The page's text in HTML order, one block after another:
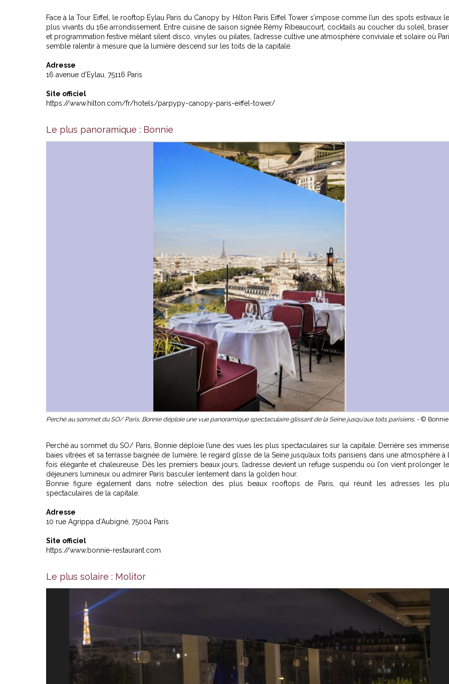
Face à la Tour Eiffel, le rooftop Eylau Paris du Canopy by Hilton Paris Eiffel Tower s’impose comme l’un des spots estivaux
plus vivants du 16e arrondissement. Entre cuisine de saison signée Rémy Ribeaucourt, cocktails au coucher du soleil,
et programmation festive mêlant silent disco, vinyles ou pilates, l’adresse cultive une atmosphère conviviale et solaire où
semble ralentir à mesure que la lumière descend sur les toits de la capitale.
Adresse
16 avenue d’Eylau, 75116 Paris
Site officiel
https://www.hilton.com/fr/hotels/parpypy-canopy-paris-eiffel-tower/
Le plus panoramique : Bonnie
Perché au sommet du SO/ Paris, Bonnie déploie une vue panoramique spectaculaire glissant de la Seine jusqu'aux toits parisiens. - © Bonnie
Perché au sommet du SO/ Paris, Bonnie déploie l’une des vues les plus spectaculaires sur la capitale. Derrière ses
baies vitrées et sa terrasse baignée de lumière, le regard glisse de la Seine jusqu’aux toits parisiens dans une atmosphère à
fois élégante et chaleureuse. Dès les premiers beaux jours, l’adresse devient un refuge suspendu où l’on vient prolonger
déjeuners lumineux ou admirer Paris basculer lentement dans la golden hour.
Bonnie figure également dans notre sélection des plus beaux rooftops de Paris,
qui réunit les adresses les
spectaculaires de la capitale.
Adresse
10 rue Agrippa d’Aubigné, 75004 Paris
Site officiel
https://www.bonnie-restaurant.com
Le plus solaire : Molitor